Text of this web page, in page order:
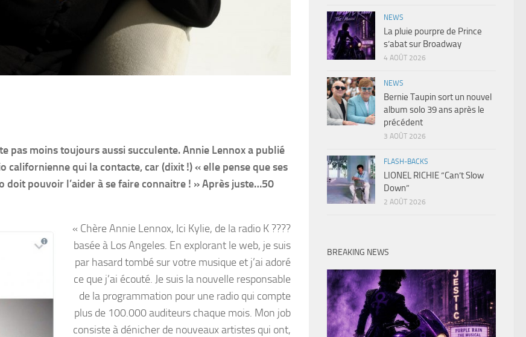
pas moins toujours aussi succulente. Annie Lennox a publié
qui la contacte, car (dixit !) « elle pense que ses
pouvoir l’aider à se faire connaitre ! » Après juste…50
« Chère Annie Lennox, Ici Kylie, de la radio K ????
basée à Los Angeles. En explorant le web, je suis
par hasard tombé sur votre musique et j’ai adoré
ce que j’ai écouté. Je suis la nouvelle responsable
de la programmation pour une radio qui compte
plus de 100.000 auditeurs chaque mois. Mon job
consiste à dénicher de nouveaux artistes qui ont,
NEWS
La pluie pourpre de Prince
s’abat sur Broadway
4 AOÛT 2026
NEWS
Bernie Taupin sort un nouvel
album solo 39 ans après le
précédent
3 AOÛT 2026
FLASH-BACKS
LIONEL RICHIE “Can’t Slow
Down”
2 AOÛT 2026
BREAKING NEWS